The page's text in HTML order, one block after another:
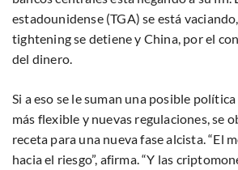
estadounidense (TGA) se está
tightening se detiene y China, por el
del dinero.
Si a eso se le suman una posible
más flexible y nuevas regulaciones, se
receta para una nueva fase alcista. “El
hacia el riesgo”, afirma. “Y las